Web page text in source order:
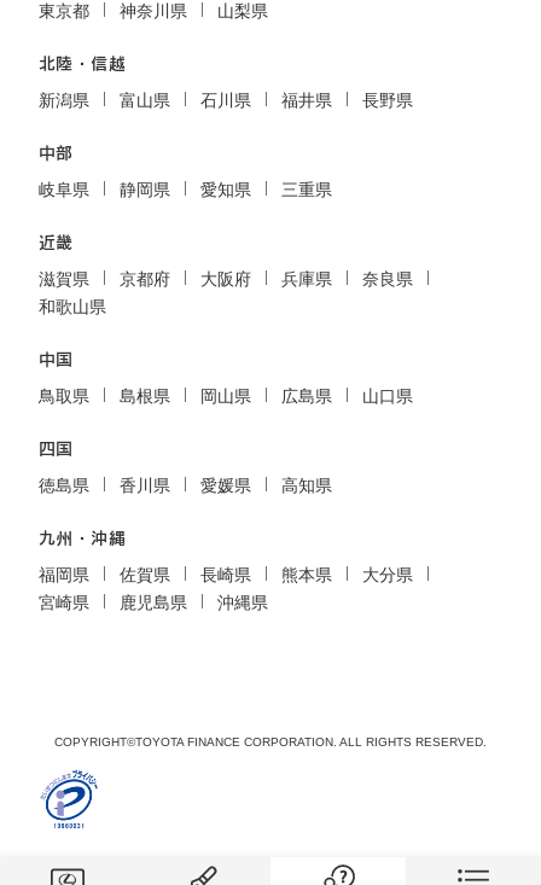
東京都
神奈川県 山梨県
北陸・信越
新潟県 富山県 石川県 福井県 長野県
中部
岐阜県 静岡県 愛知県 三重県
近畿
滋賀県 京都府 大阪府 兵庫県
奈良県
和歌山県
中国
鳥取県 島根県 岡山県 広島県 山口県
四国
徳島県 香川県 愛媛県 高知県
九州・沖縄
福岡県 佐賀県 長崎県 熊本県
大分県
宮崎県
鹿児島県 沖縄県
COPYRIGHT©TOYOTA FINANCE CORPORATION. ALL RIGHTS RESERVED.